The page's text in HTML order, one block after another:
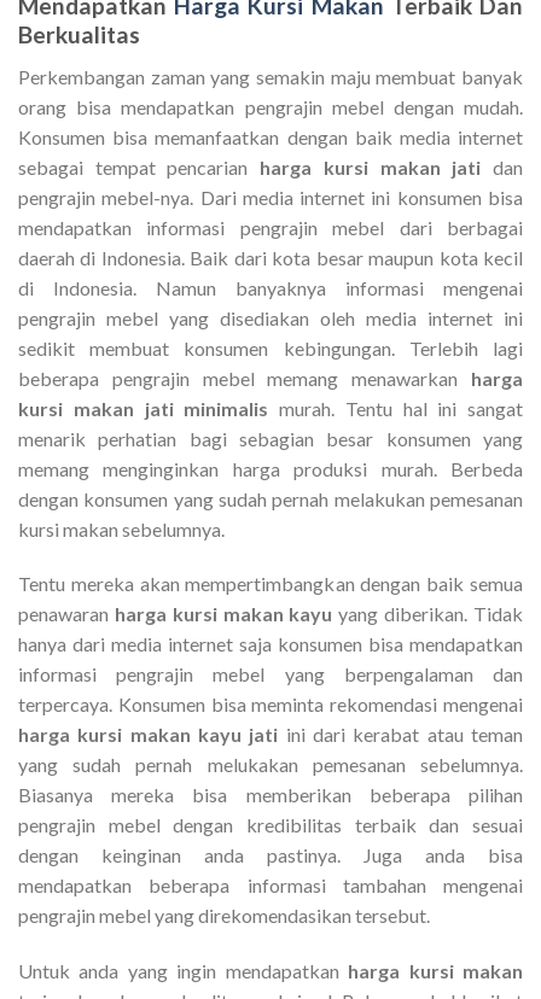
Berkualitas
Perkembangan zaman yang semakin maju membuat banyak
orang bisa mendapatkan pengrajin mebel dengan mudah.
Konsumen bisa memanfaatkan dengan baik media internet
sebagai tempat pencarian harga kursi makan jati dan
pengrajin mebel-nya. Dari media internet ini konsumen bisa
mendapatkan informasi pengrajin mebel dari berbagai
daerah di Indonesia. Baik dari kota besar maupun kota kecil
di Indonesia. Namun banyaknya informasi mengenai
pengrajin mebel yang disediakan oleh media internet ini
sedikit membuat konsumen kebingungan. Terlebih lagi
beberapa pengrajin mebel memang menawarkan harga
kursi makan jati minimalis murah. Tentu hal ini sangat
menarik perhatian bagi sebagian besar konsumen yang
memang menginginkan harga produksi murah. Berbeda
dengan konsumen yang sudah pernah melakukan pemesanan
kursi makan sebelumnya.
Tentu mereka akan mempertimbangkan dengan baik semua
penawaran harga kursi makan kayu yang diberikan. Tidak
hanya dari media internet saja konsumen bisa mendapatkan
informasi pengrajin mebel yang berpengalaman dan
terpercaya. Konsumen bisa meminta rekomendasi mengenai
harga kursi makan kayu jati ini dari kerabat atau teman
yang sudah pernah melukakan pemesanan sebelumnya.
Biasanya mereka bisa memberikan beberapa pilihan
pengrajin mebel dengan kredibilitas terbaik dan sesuai
dengan keinginan anda pastinya. Juga anda bisa
mendapatkan beberapa informasi tambahan mengenai
pengrajin mebel yang direkomendasikan tersebut.
Untuk anda yang ingin mendapatkan harga kursi makan